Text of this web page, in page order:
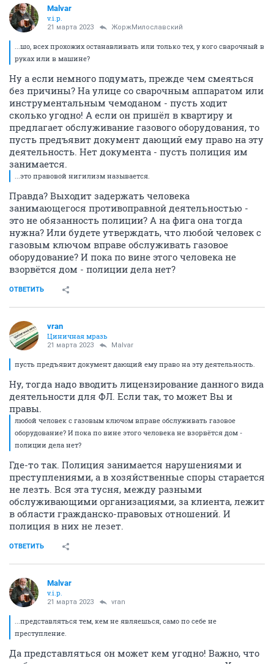
Malvar
v.i.p.
21 марта 2023 ЖоржМилославский
...шо, всех прохожих останавливать или только тех, у кого сварочный в
руках или в машине?
Ну а если немного подумать, прежде чем смеяться
без причины? На улице со сварочным аппаратом или
инструментальным чемоданом - пусть ходит
сколько угодно! А если он пришёл в квартиру и
предлагает обслуживание газового оборудования, то
пусть предъявит документ дающий ему право на эту
деятельность. Нет документа - пусть полиция им
занимается.
...это правовой нигилизм называется.
Правда? Выходит задержать человека
занимающегося противоправной деятельностью -
это не обязанность полиции? А на фига она тогда
нужна? Или будете утверждать, что любой человек с
газовым ключом вправе обслуживать газовое
оборудование? И пока по вине этого человека не
взорвётся дом - полиции дела нет?
ОТВЕТИТЬ
vran
Циничная мразь
21 марта 2023 Malvar
пусть предъявит документ дающий ему право на эту деятельность.
Ну, тогда надо вводить лицензирование данного вида
деятельности для ФЛ. Если так, то может Вы и
правы.
любой человек с газовым ключом вправе обслуживать газовое
оборудование? И пока по вине этого человека не взорвётся дом -
полиции дела нет?
Где-то так. Полиция занимается нарушениями и
преступлениями, а в хозяйственные споры старается
не лезть. Вся эта тусня, между разными
обслуживающими организациями, за клиента, лежит
в области гражданско-правовых отношений. И
полиция в них не лезет.
ОТВЕТИТЬ
Malvar
v.i.p.
21 марта 2023 vran
...представляться тем, кем не являешься, само по себе не
преступление.
Да представляться он может кем угодно! Важно, что